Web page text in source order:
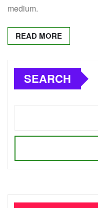
medium.
READ MORE
SEARCH